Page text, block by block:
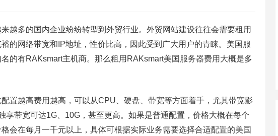
越多的国内企业纷纷转型到外贸行业。外贸网站建设往往会需要租用
裕的网络带宽和IP地址，性价比高，因此受到广大用户的青睐。美国服
的有RAKsmart主机商。那么租用RAKsmart美国服务器费用大概是多
置越高费用越高，可以从CPU、硬盘、带宽等方面着手，尤其带宽影
享带宽可达1G、10G，甚至更高。如果是普通配置，价格大概在每个
会在每月一千元以上，具体可根据实际业务需要选择合适配置的美国